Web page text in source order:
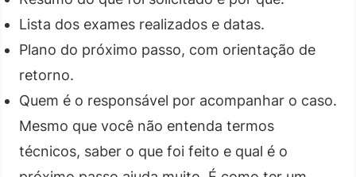
Lista dos exames realizados e datas.
Plano do próximo passo, com orientação de
retorno.
Quem é o responsável por acompanhar o caso.
Mesmo que você não entenda termos
técnicos, saber o que foi feito e qual é o